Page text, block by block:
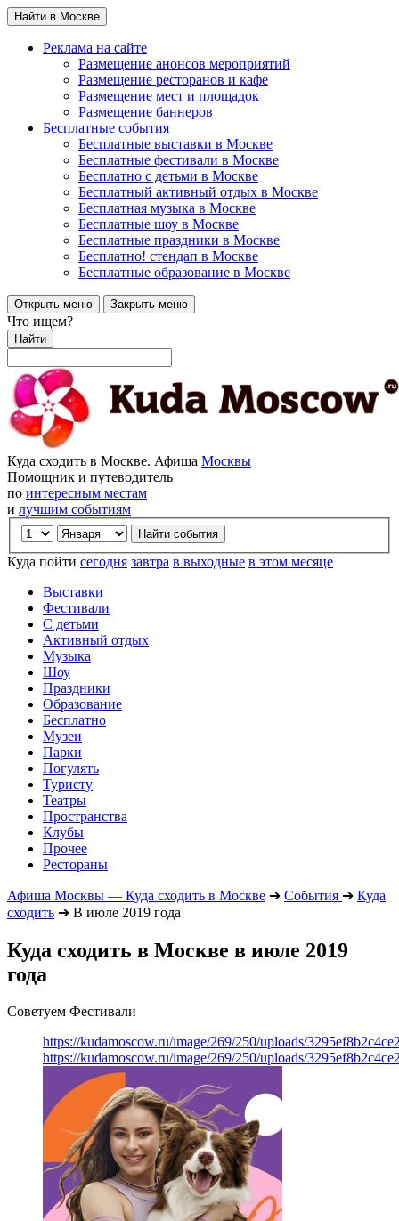
Найти в Москве
Реклама на сайте
Размещение анонсов мероприятий
Размещение ресторанов и кафе
Размещение мест и площадок
Размещение баннеров
Бесплатные события
Бесплатные выставки в Москве
Бесплатные фестивали в Москве
Бесплатно с детьми в Москве
Бесплатный активный отдых в Москве
Бесплатная музыка в Москве
Бесплатные шоу в Москве
Бесплатные праздники в Москве
Бесплатно! стендап в Москве
Бесплатные образование в Москве
Открыть меню Закрыть меню
Что ищем?
Найти
Куда сходить в Москве. Афиша Москвы
Помощник и путеводитель
по интересным местам
и лучшим событиям
Куда пойти сегодня завтра в выходные в этом месяце
Выставки
Фестивали
С детьми
Активный отдых
Музыка
Шоу
Праздники
Образование
Бесплатно
Музеи
Парки
Погулять
Туристу
Театры
Пространства
Клубы
Прочее
Рестораны
Афиша Москвы — Куда сходить в Москве ➔ События ➔ Куда
сходить ➔ В июле 2019 года
Куда сходить в Москве в июле 2019
года
Советуем Фестивали
https://kudamoscow.ru/image/269/250/uploads/
https://kudamoscow.ru/image/269/250/uploads/